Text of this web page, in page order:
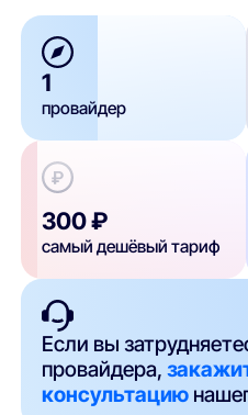
1
провайдер
300 ₽
самый дешёвый тариф
Если вы
провайдера,
консультацию